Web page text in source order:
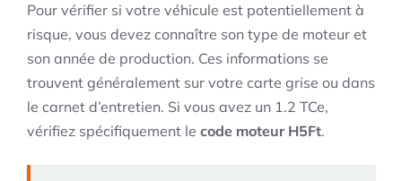
Pour vérifier si votre véhicule est potentiellement à
risque, vous devez connaître son type de moteur et
son année de production. Ces informations se
trouvent généralement sur votre carte grise ou dans
le carnet d’entretien. Si vous avez un 1.2 TCe,
vérifiez spécifiquement le code moteur H5Ft.